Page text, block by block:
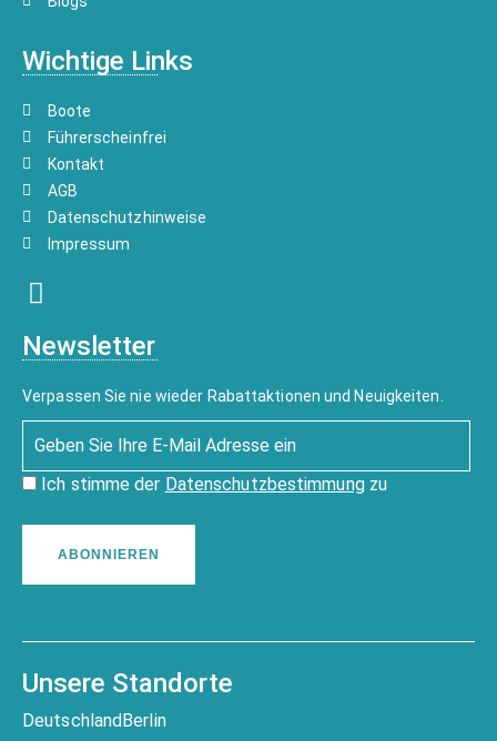
Wichtige Links
Boote
Führerscheinfrei
Kontakt
AGB
Datenschutzhinweise
Impressum
Newsletter
Verpassen Sie nie wieder Rabattaktionen und Neuigkeiten.
Ich stimme der Datenschutzbestimmungzu
ABONNIEREN
Unsere Standorte
DeutschlandBerlin